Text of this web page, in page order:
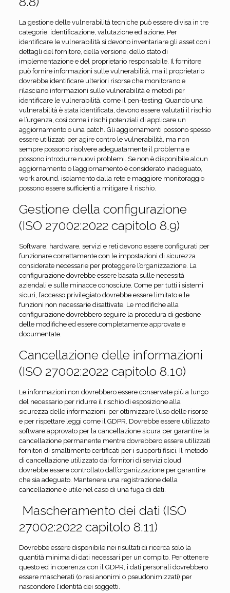
La gestione delle vulnerabilità tecniche può essere divisa in tre
categorie: identificazione, valutazione ed azione. Per
identificare le vulnerabilità si devono inventariare gli asset con i
dettagli del fornitore, della versione, dello stato di
implementazione e del proprietario responsabile. Il fornitore
può fornire informazioni sulle vulnerabilità, ma il proprietario
dovrebbe identificare ulteriori risorse che monitorano e
rilasciano informazioni sulle vulnerabilità e metodi per
identificare le vulnerabilità, come il pen-testing. Quando una
vulnerabilità è stata identificata, devono essere valutati il rischio
e l’urgenza, così come i rischi potenziali di applicare un
aggiornamento o una patch. Gli aggiornamenti possono spesso
essere utilizzati per agire contro le vulnerabilità, ma non
sempre possono risolvere adeguatamente il problema e
possono introdurre nuovi problemi. Se non è disponibile alcun
aggiornamento o l’aggiornamento è considerato inadeguato,
work around, isolamento dalla rete e maggiore monitoraggio
possono essere sufficienti a mitigare il rischio.
Gestione della configurazione
(ISO 27002:2022 capitolo 8.9)
Software, hardware, servizi e reti devono essere configurati per
funzionare correttamente con le impostazioni di sicurezza
considerate necessarie per proteggere l’organizzazione. La
configurazione dovrebbe essere basata sulle necessità
aziendali e sulle minacce conosciute. Come per tutti i sistemi
sicuri, l’accesso privilegiato dovrebbe essere limitato e le
funzioni non necessarie disattivate. Le modifiche alla
configurazione dovrebbero seguire la procedura di gestione
delle modifiche ed essere completamente approvate e
documentate.
Cancellazione delle informazioni
(ISO 27002:2022 capitolo 8.10)
Le informazioni non dovrebbero essere conservate più a lungo
del necessario per ridurre il rischio di esposizione alla
sicurezza delle informazioni, per ottimizzare l’uso delle risorse
e per rispettare leggi come il GDPR. Dovrebbe essere utilizzato
software approvato per la cancellazione sicura per garantire la
cancellazione permanente mentre dovrebbero essere utilizzati
fornitori di smaltimento certificati per i supporti fisici. Il metodo
di cancellazione utilizzato dai fornitori di servizi cloud
dovrebbe essere controllato dall’organizzazione per garantire
che sia adeguato. Mantenere una registrazione della
cancellazione è utile nel caso di una fuga di dati.
Mascheramento dei dati (ISO
27002:2022 capitolo 8.11)
Dovrebbe essere disponibile nei risultati di ricerca solo la
quantità minima di dati necessari per un compito. Per ottenere
questo ed in coerenza con il GDPR, i dati personali dovrebbero
essere mascherati (o resi anonimi o pseudonimizzati) per
nascondere l’identità dei soggetti.